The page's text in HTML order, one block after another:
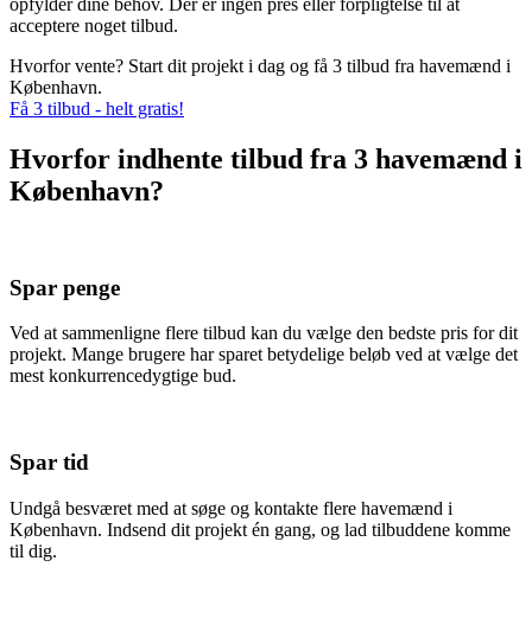
opfylder dine behov. Der er ingen pres eller forpligtelse til at
acceptere noget tilbud.
Hvorfor vente? Start dit projekt i dag og få 3 tilbud fra havemænd i
København.
Få 3 tilbud - helt gratis!
Hvorfor indhente tilbud fra 3 havemænd i
København?
Spar penge
Ved at sammenligne flere tilbud kan du vælge den bedste pris for dit
projekt. Mange brugere har sparet betydelige beløb ved at vælge det
mest konkurrencedygtige bud.
Spar tid
Undgå besværet med at søge og kontakte flere havemænd i
København. Indsend dit projekt én gang, og lad tilbuddene komme
til dig.